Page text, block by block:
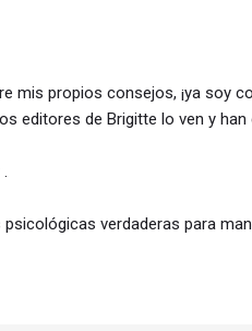
mis propios consejos, ¡ya soy
editores de Brigitte lo ven y
verdaderas para